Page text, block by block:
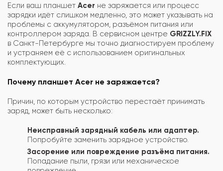
Если ваш планшет Acer не заряжается или процесс
зарядки идёт слишком медленно, это может указывать на
проблемы с аккумулятором, разъёмом питания или
контроллером заряда. В сервисном центре GRIZZLY.FIX
в Санкт-Петербурге мы точно диагностируем проблему
и устраняем её с использованием оригинальных
комплектующих.
Почему планшет Acer не заряжается?
Причин, по которым устройство перестаёт принимать
заряд, может быть несколько:
Неисправный зарядный кабель или адаптер.
Попробуйте заменить зарядное устройство.
Засорение или повреждение разъёма питания.
Попадание пыли, грязи или механическое